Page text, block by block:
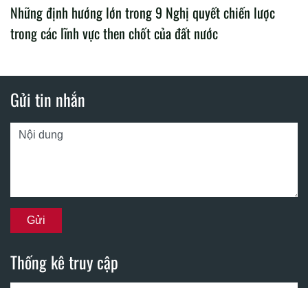
Những định hướng lớn trong 9 Nghị quyết chiến lược
trong các lĩnh vực then chốt của đất nước
Gửi tin nhắn
Thống kê truy cập